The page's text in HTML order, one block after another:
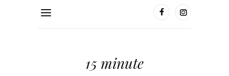
15 minute